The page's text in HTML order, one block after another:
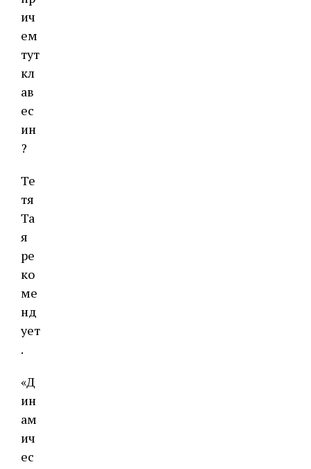
ич
ем
тут
кл
ав
ес
ин
?
Те
тя
Та
я
ре
ко
ме
нд
ует
.
«Д
ин
ам
ич
ес